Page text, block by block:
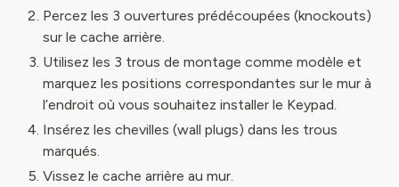
Percez les 3 ouvertures prédécoupées (knockouts)
sur le cache arrière.
Utilisez les 3 trous de montage comme modèle et
marquez les positions correspondantes sur le mur à
l’endroit où vous souhaitez installer le Keypad.
Insérez les chevilles (wall plugs) dans les trous
marqués.
Vissez le cache arrière au mur.